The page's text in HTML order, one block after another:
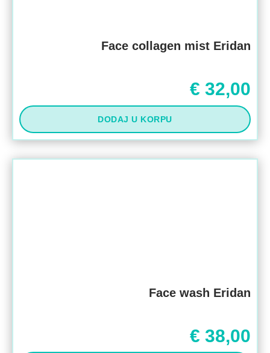
Face collagen mist Eridan
€ 32,00
DODAJ U KORPU
Face wash Eridan
€ 38,00